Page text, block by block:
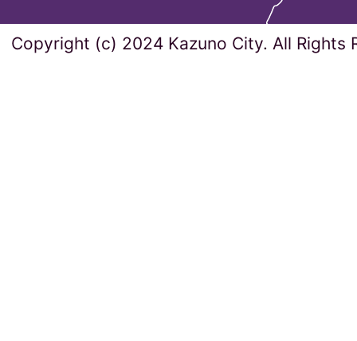
Copyright (c) 2024 Kazuno City. All Rights